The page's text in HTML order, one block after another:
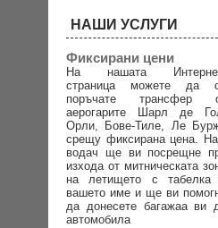
НАШИ УСЛУГИ
Фиксирани цени
На нашата
страница можете да
поръчате трансфер
аерогарите Шарл де
Орли, Бове-Тиле, Ле
срещу фиксирана цена.
водач ще ви посрещне
изхода от митническата
на летището с табелка
вашето име и ще ви
да донесете багажаа ви
автомобила